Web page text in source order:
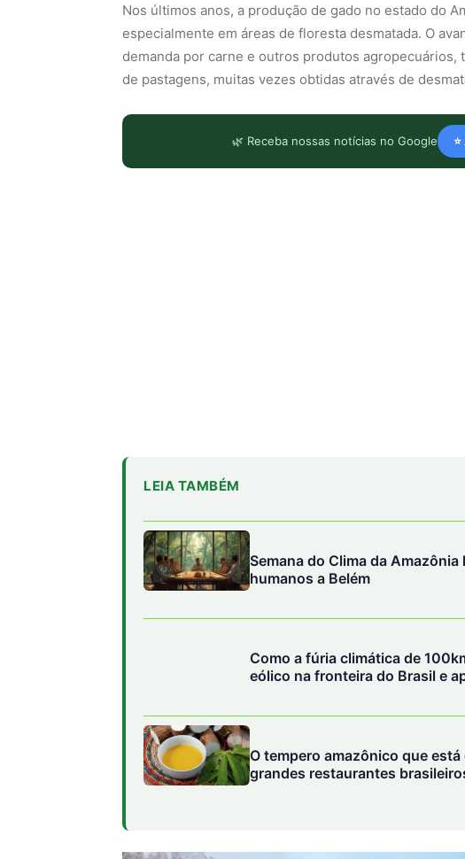
Nos últimos anos, a produção de gado no estado do
especialmente em áreas de floresta desmatada. O
demanda por carne e outros produtos agropecuários,
de pastagens, muitas vezes obtidas através de
🌿 Receba nossas notícias no Google
LEIA TAMBÉM
Semana do Clima da
humanos a Belém
Como a fúria climática de
eólico na fronteira do Brasil e
O tempero amazônico que
grandes restaurantes